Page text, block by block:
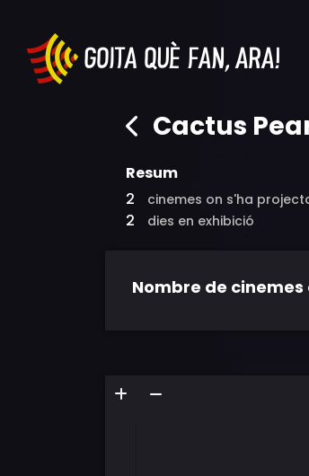
Cactus
Resum
2
cinemes on s'ha
2 dies en exhibició
Nombre de